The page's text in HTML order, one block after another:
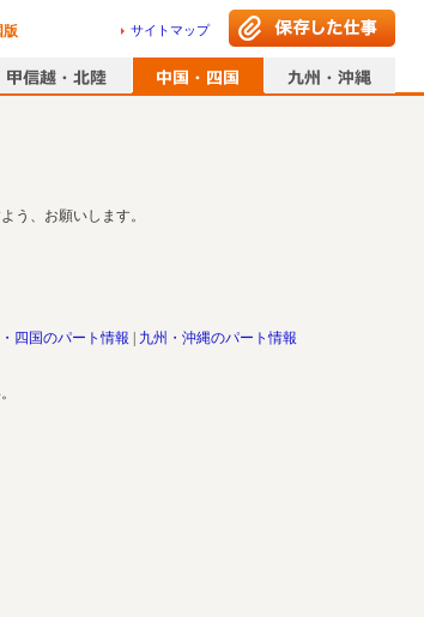
版 サイトマップ
う、お願いします。
四国のパート情報 九州・沖縄のパート情報